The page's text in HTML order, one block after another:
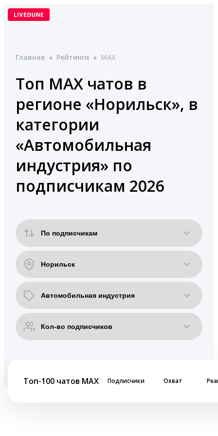
Перейти
Главная ● Рейтинги ● MAX
Топ MAX чатов в
регионе «Норильск», в
категории
«Автомобильная
индустрия» по
подписчикам 2026
Топ-100 чатов MAX Подписчики Охват